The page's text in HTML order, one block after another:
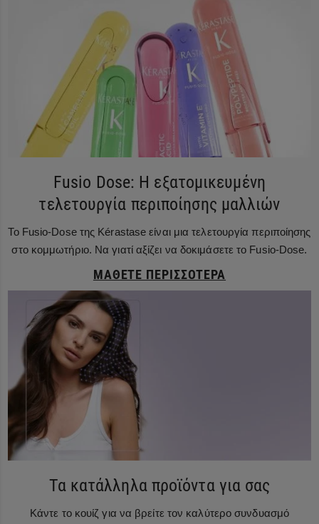
Fusio Dose: Η εξατομικευμένη
τελετουργία περιποίησης μαλλιών
Το Fusio-Dose της Kérastase είναι μια τελετουργία περιποίησης
στο κομμωτήριο. Να γιατί αξίζει να δοκιμάσετε το Fusio-Dose.
ΜΆΘΕΤΕ ΠΕΡΙΣΣΌΤΕΡΑ
Τα κατάλληλα προϊόντα για σας
Κάντε το κουίζ για να βρείτε τον καλύτερο συνδυασμό